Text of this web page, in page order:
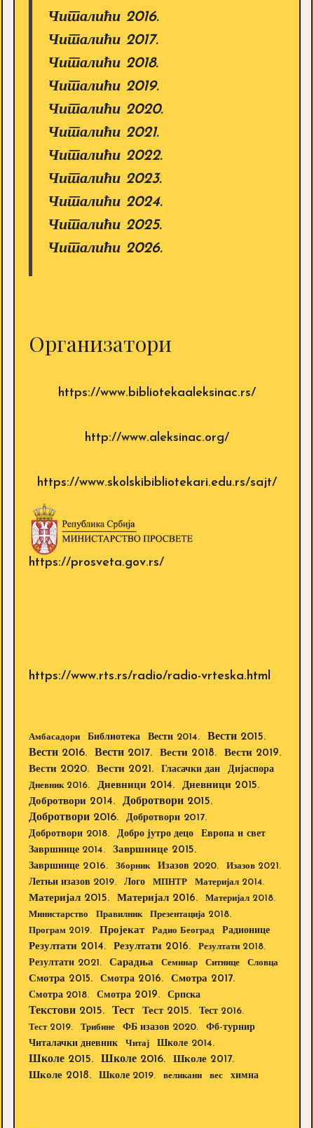
Читалићи 2016.
Читалићи 2017.
Читалићи 2018.
Читалићи 2019.
Читалићи 2020.
Читалићи 2021.
Читалићи 2022.
Читалићи 2023.
Читалићи 2024.
Читалићи 2025.
Читалићи 2026.
Организатори
https://www.bibliotekaaleksinac.rs/
http://www.aleksinac.org/
https://www.skolskibibliotekari.edu.rs/sajt/
https://prosveta.gov.rs/
https://www.rts.rs/radio/radio-vrteska.html
Амбасадори Библиотека Вести 2014.
Вести 2015.
Вести 2016.
Вести 2017. Вести 2018.
Вести 2019.
Вести 2020.
Вести 2021. Гласачки дан Дијаспора
Дневник 2016. Дневници 2014.
Дневници 2015.
Добротвори 2014.
Добротвори 2015.
Добротвори 2016.
Добротвори 2017.
Добротвори 2018.
Добро јутро децо Европа и свет
Завршнице 2014.
Завршнице 2015.
Завршнице 2016.
Зборник Изазов 2020.
Изазов 2021.
Летњи изазов 2019.
Лого МПНТР Материјал 2014.
Материјал 2015. Материјал 2016.
Материјал 2018.
Министарство
Правилник
Презентација 2018.
Програм 2019.
Пројекат Радио Београд
Радионице
Резултати 2014.
Резултати 2016. Резултати 2018.
Резултати 2021. Сарадња Семинар Ситнице Словца
Смотра 2015. Смотра 2016. Смотра 2017.
Смотра 2018. Смотра 2019. Српска
Текстови 2015. Тест Тест 2015.
Тест 2016.
Тест 2019.
Трибине ФБ изазов 2020.
Фб-турнир
Читалачки дневник
Читај Школе 2014.
Школе 2015. Школе 2016.
Школе 2017.
Школе 2018.
Школе 2019. великани вес химна